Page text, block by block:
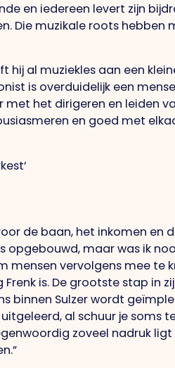
en iedereen levert zijn
Die muzikale roots hebben
hij al muziekles aan een
is overduidelijk een
het dirigeren en leiden
en goed met
de baan, het inkomen en
opgebouwd, maar was ik
mensen vervolgens mee te
is. De grootste stap in
binnen Sulzer wordt
al schuur je soms
zoveel nadruk